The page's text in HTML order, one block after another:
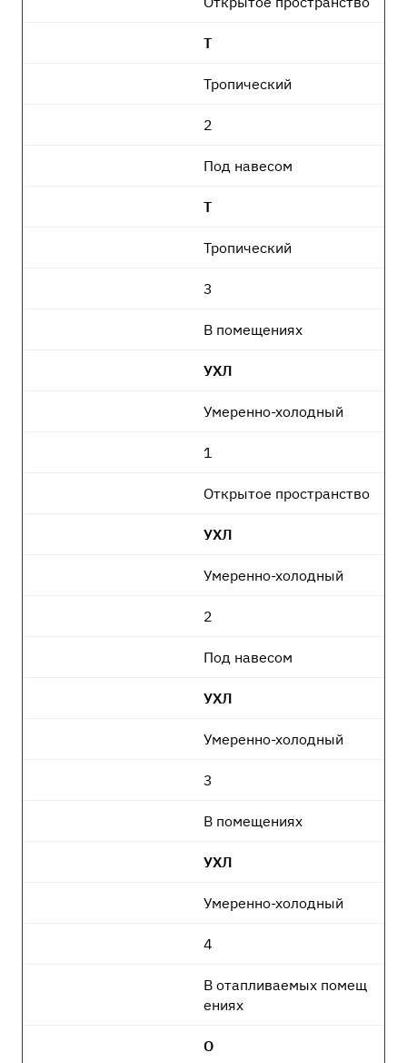
Т
Тропический
2
Под навесом
Т
Тропический
3
В помещениях
УХЛ
Умеренно-холодный
1
Открытое пространство
УХЛ
Умеренно-холодный
2
Под навесом
УХЛ
Умеренно-холодный
3
В помещениях
УХЛ
Умеренно-холодный
4
В отапливаемых помещ
ениях
О